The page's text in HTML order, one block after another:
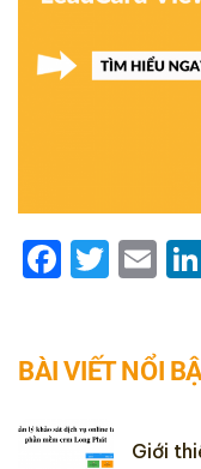
BÀI VIẾT NỔI
Giới